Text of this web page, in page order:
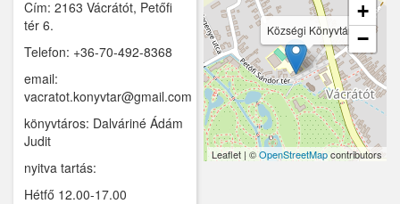
Iklad
Ipolydamásd
Ipolytölgyes
Káva
Kemence
Kismaros
Cím: 2163 Vácrátót, Petőfi
tér 6.
Telefon: +36-70-492-8368
email:
vacratot.konyvtar@gmail.com
könyvtáros: Dalváriné Ádám
Judit
nyitva tartás:
Hétfő 12.00-17.00
Községi Könyvtár
+
−
Leaflet | ©OpenStreetMapcontributors